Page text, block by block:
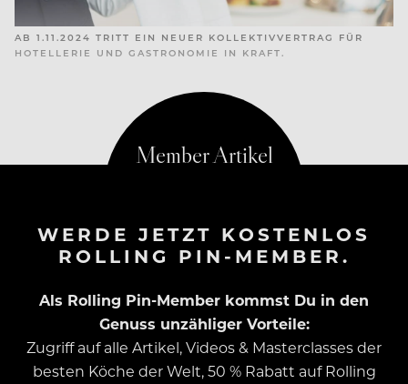
AB 1.11.2024 TRITT EIN NEUER KOLLEKTIVVERTRAG FÜR
HOTELLERIE UND GASTRONOMIE IN KRAFT.
WERDE JETZT KOSTENLOS
ROLLING PIN-MEMBER.
Als Rolling Pin-Member kommst Du in den
Genuss unzähliger Vorteile:
Zugriff auf alle Artikel, Videos & Masterclasses der
besten Köche der Welt, 50 % Rabatt auf Rolling